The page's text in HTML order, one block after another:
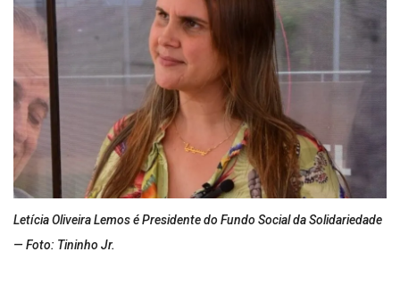
Letícia Oliveira Lemos é Presidente do Fundo Social da Solidariedade
— Foto: Tininho Jr.